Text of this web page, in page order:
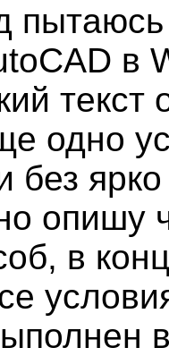
в
одно
без
опишу
в